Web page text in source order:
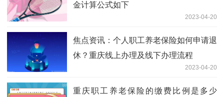
金计算公式如下
2023-04-20
焦点资讯：个人职工养老保险如何申请退
休？重庆线上办理及线下办理流程
2023-04-20
重庆职工养老保险的缴费比例是多少